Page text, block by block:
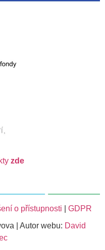
zde
o přístupnosti GDPR
| Autor webu: David